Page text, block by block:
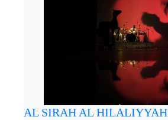
AL SIRAH AL HILALIYYAH